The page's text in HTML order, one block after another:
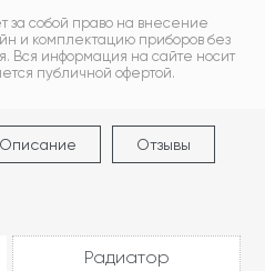
за собой право на внесение
и комплектацию приборов без
Вся информация на сайте носит
публичной офертой.
Описание Отзывы
Радиатор